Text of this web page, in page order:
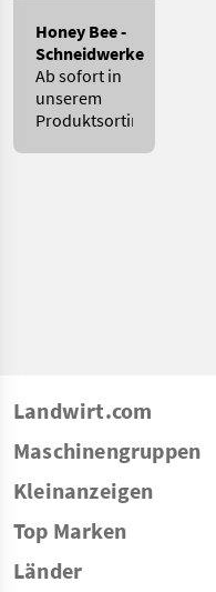
Honey Bee -
Schneidwerke
Ab sofort in
unserem
Produktsortiment!
Landwirt.com
Maschinengruppen
Kleinanzeigen
Top Marken
Länder